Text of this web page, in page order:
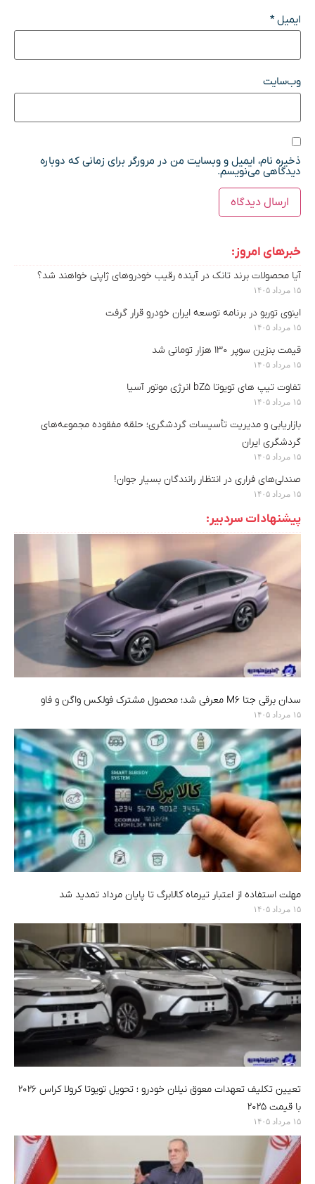
ایمیل*
وب‌سایت
ذخیره نام، ایمیل و وبسایت من در مرورگر برای زمانی که دوباره
دیدگاهی می‌نویسم.
خبرهای امروز:
آیا محصولات برند تانک در آینده رقیب خودروهای ژاپنی خواهند شد؟
۱۵ مرداد ۱۴۰۵
اینوی توربو در برنامه توسعه ایران خودرو قرار گرفت
۱۵ مرداد ۱۴۰۵
قیمت بنزین سوپر ۱۳۰ هزار تومانی شد
۱۵ مرداد ۱۴۰۵
تفاوت تیپ های تویوتا bZ5 انرژی موتور آسیا
۱۵ مرداد ۱۴۰۵
بازاریابی و مدیریت تأسیسات گردشگری؛ حلقه مفقوده مجموعه‌های
گردشگری ایران
۱۵ مرداد ۱۴۰۵
صندلی‌های فراری در انتظار رانندگان بسیار جوان!
۱۵ مرداد ۱۴۰۵
پیشنهادات سردبیر:
سدان برقی جتا M6 معرفی شد؛ محصول مشترک فولکس واگن و فاو
۱۵ مرداد ۱۴۰۵
مهلت استفاده از اعتبار تیرماه کالابرگ تا پایان مرداد تمدید شد
۱۵ مرداد ۱۴۰۵
تعیین تکلیف تعهدات معوق نیلان خودرو ؛ تحویل تویوتا کرولا کراس ۲۰۲۶
با قیمت ۲۰۲۵
۱۵ مرداد ۱۴۰۵